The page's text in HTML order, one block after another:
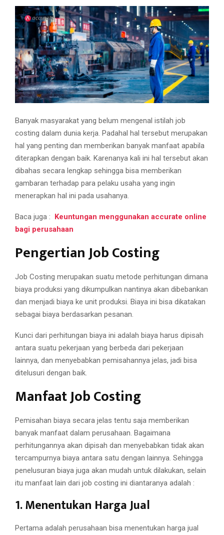
Banyak masyarakat yang belum mengenal istilah job
costing dalam dunia kerja. Padahal hal tersebut merupakan
hal yang penting dan memberikan banyak manfaat apabila
diterapkan dengan baik. Karenanya kali ini hal tersebut akan
dibahas secara lengkap sehingga bisa memberikan
gambaran terhadap para pelaku usaha yang ingin
menerapkan hal ini pada usahanya.
Baca juga : Keuntungan menggunakan accurate online
bagi perusahaan
Pengertian Job Costing
Job Costing merupakan suatu metode perhitungan dimana
biaya produksi yang dikumpulkan nantinya akan dibebankan
dan menjadi biaya ke unit produksi. Biaya ini bisa dikatakan
sebagai biaya berdasarkan pesanan.
Kunci dari perhitungan biaya ini adalah biaya harus dipisah
antara suatu pekerjaan yang berbeda dari pekerjaan
lainnya, dan menyebabkan pemisahannya jelas, jadi bisa
ditelusuri dengan baik.
Manfaat Job Costing
Pemisahan biaya secara jelas tentu saja memberikan
banyak manfaat dalam perusahaan. Bagaimana
perhitungannya akan dipisah dan menyebabkan tidak akan
tercampurnya biaya antara satu dengan lainnya. Sehingga
penelusuran biaya juga akan mudah untuk dilakukan, selain
itu manfaat lain dari job costing ini diantaranya adalah :
1. Menentukan Harga Jual
Pertama adalah perusahaan bisa menentukan harga jual